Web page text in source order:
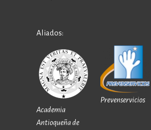
Aliados:
Academia
Antioqueña de
Prevenservicios